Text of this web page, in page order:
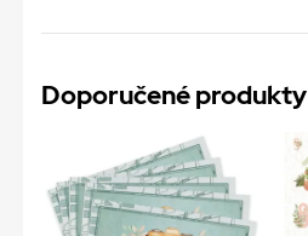
Doporučené produkty